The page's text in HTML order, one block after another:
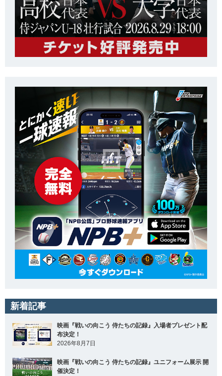
新着記事
映画『戦いの向こう 侍たちの記録』入場者プレゼント配
布決定！
2026年8月7日
映画『戦いの向こう 侍たちの記録』ユニフォーム展示 開
催決定！